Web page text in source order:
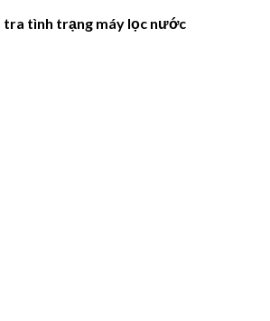
tra tình trạng máy lọc nước